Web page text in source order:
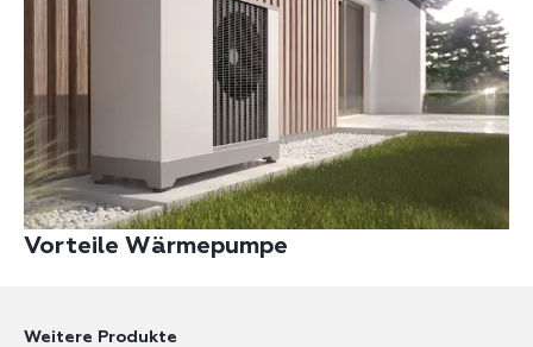
Vorteile Wärmepumpe
Weitere Produkte